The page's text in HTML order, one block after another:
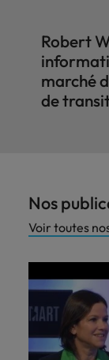
Robert
marché
de
Nos
Voir toutes